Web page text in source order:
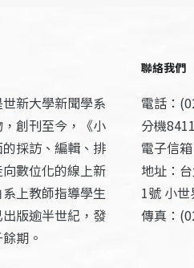
世新大學新聞學系
創刊至今，《小
採訪、編輯、排
數位化的線上新
上教師指導學生
版逾半世紀，發
期。
聯絡我們
電話：
分機
電子信
地址：
1號 小
傳真：